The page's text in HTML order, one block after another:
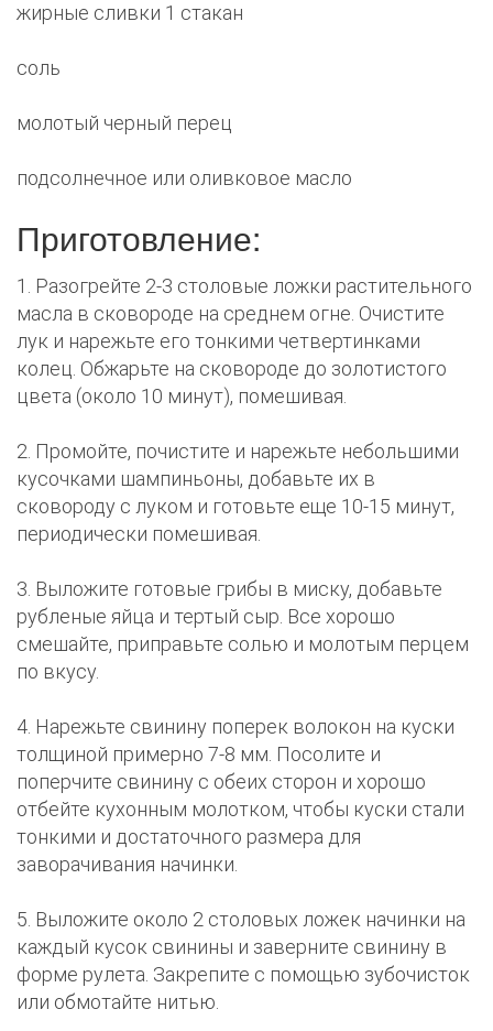
жирные сливки 1 стакан
соль
молотый черный перец
подсолнечное или оливковое масло
Приготовление:
1. Разогрейте 2-3 столовые ложки растительного
масла в сковороде на среднем огне. Очистите
лук и нарежьте его тонкими четвертинками
колец. Обжарьте на сковороде до золотистого
цвета (около 10 минут), помешивая.
2. Промойте, почистите и нарежьте небольшими
кусочками шампиньоны, добавьте их в
сковороду с луком и готовьте еще 10-15 минут,
периодически помешивая.
3. Выложите готовые грибы в миску, добавьте
рубленые яйца и тертый сыр. Все хорошо
смешайте, приправьте солью и молотым перцем
по вкусу.
4. Нарежьте свинину поперек волокон на куски
толщиной примерно 7-8 мм. Посолите и
поперчите свинину с обеих сторон и хорошо
отбейте кухонным молотком, чтобы куски стали
тонкими и достаточного размера для
заворачивания начинки.
5. Выложите около 2 столовых ложек начинки на
каждый кусок свинины и заверните свинину в
форме рулета. Закрепите с помощью зубочисток
или обмотайте нитью.